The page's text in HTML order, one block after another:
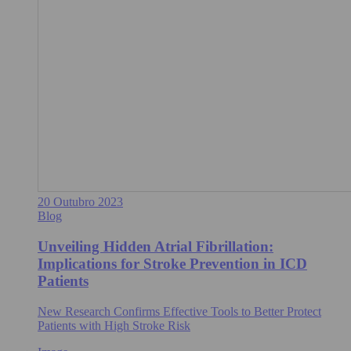
20 Outubro 2023
Blog
Unveiling Hidden Atrial Fibrillation:
Implications for Stroke Prevention in ICD
Patients
New Research Confirms Effective Tools to Better Protect
Patients with High Stroke Risk